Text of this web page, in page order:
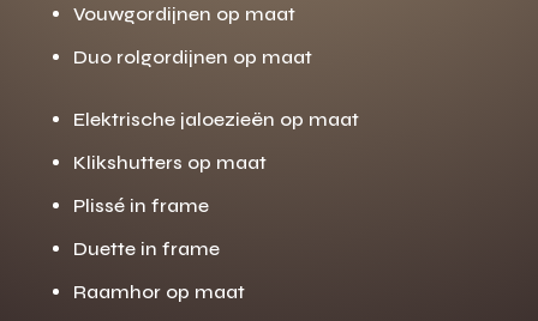
Vouwgordijnen op maat
Duo rolgordijnen op maat
Elektrische jaloezieën op maat
Klikshutters op maat
Plissé in frame
Duette in frame
Raamhor op maat